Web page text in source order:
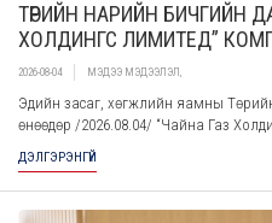
ТӨРИЙН НАРИЙН БИЧГИЙН
ХОЛДИНГС ЛИМИТЕД”
ХҮЛЭЭН АВЧ УУЛЗЛАА
2026-08-04 МЭДЭЭ МЭДЭЭЛЭЛ ,
Эдийн засаг, хөгжлийн яамны
өнөөдөр /2026.08.04/ “Чайна Газ
чанад дахь бизнесийн газрын
оруулалт, хөгжлийн төвийн ерөнхий
уулзлаа.
ДЭЛГЭРЭНГҮЙ